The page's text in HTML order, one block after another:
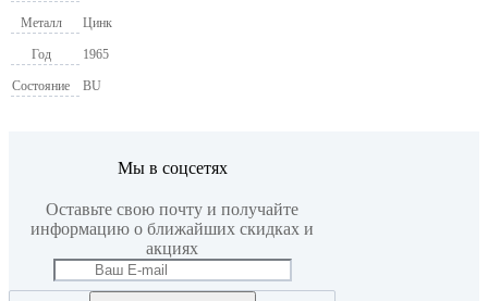
Металл Цинк
Год 1965
Состояние BU
Мы в соцсетях
Оставьте свою почту и получайте
информацию о ближайших скидках и
акциях